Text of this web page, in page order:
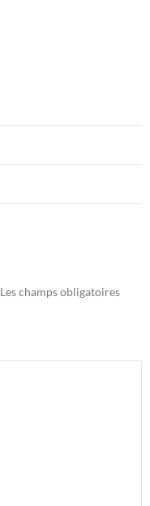
Les champs obligatoires